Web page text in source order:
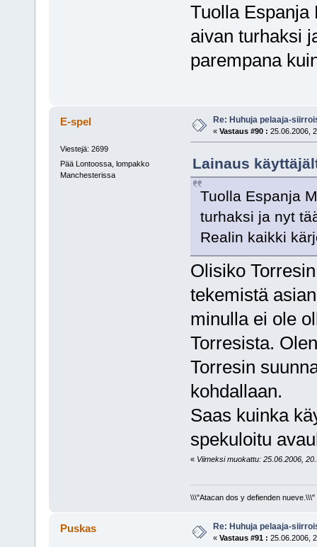
Tuolla Espanja
aivan turhaksi
parempana
E-spel
Viestejä: 2699
Pää Lontoossa, lompakko
Manchesterissa
Re: Huhuja pelaaja-
« Vastaus #90 : 25.06.2006,
Lainaus
Tuolla Espanja
turhaksi ja nyt
Realin kaikki
Olisiko
tekemistä
minulla ei ole
Torresista.
Torresin
kohdallaan.
Saas kuinka
spekuloitu
« Viimeksi muokattu: 25.06.2006,
\\\"Atacan dos y defienden nueve.\\\"
Puskas Re: Huhuja pelaaja-
« Vastaus #91 : 25.06.2006,